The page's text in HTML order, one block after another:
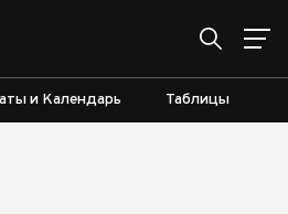
и Календарь Таблицы